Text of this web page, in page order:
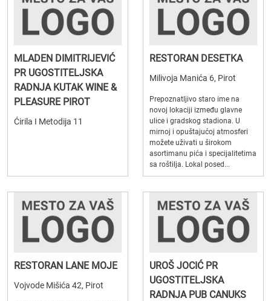
MLADEN DIMITRIJEVIĆ
PR UGOSTITELJSKA
RADNJA KUTAK WINE &
PLEASURE PIROT
Ćirila I Metodija 11
RESTORAN DESETKA
Milivoja Manića 6, Pirot
Prepoznatljivo staro ime na
novoj lokaciji između glavne
ulice i gradskog stadiona. U
mirnoj i opuštajućoj atmosferi
možete uživati u širokom
asortimanu pića i specijalitetima
sa roštilja. Lokal posed...
RESTORAN LANE MOJE
Vojvode Mišića 42, Pirot
UROŠ JOCIĆ PR
UGOSTITELJSKA
RADNJA PUB CANUKS